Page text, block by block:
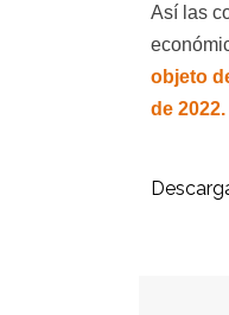
Así las
objeto
de 2022.